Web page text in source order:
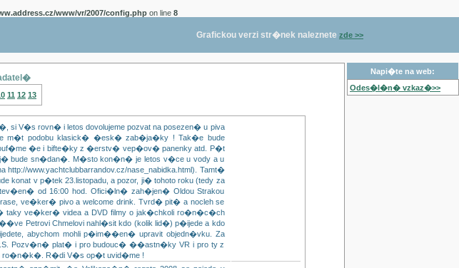
www/vr/2007/config.php on line 8
Grafickou verzi str�nek naleznete zde >>
11 12 13
rovn� i letos dovolujeme pozvat na posezen� u piva
m�t podobu klasick� �esk� zab�ja�ky ! Tak�e bude
�e i bifte�ky z �erstv� vep�ov� panenky atd. P�t
bude sn�dan�. M�sto kon�n� je letos v�ce u vody a u
www.yachtclubbarrandov.cz/nase_nabidka.html). Tamt�
v p�tek 23.listopadu, a pozor, ji� tohoto roku (tedy za
od 16:00 hod. Ofici�ln� zah�jen� Oldou Strakou
ve�ker� pivo a welcome drink. Tvrd� pit� a nocleh se
ve�ker� videa a DVD filmy o jak�chkoli ro�n�c�ch
Petrovi Chmelovi nahl�sit kdo (kolik lid�) p�ijede a kdo
abychom mohli p�im��en� upravit objedn�vku. Za
Pozv�n� plat� i pro budouc� ��astn�ky VR i pro ty z
R�di V�s op�t uvid�me !
Napi�te na web:
Odes�l�n� vzkaz�>>